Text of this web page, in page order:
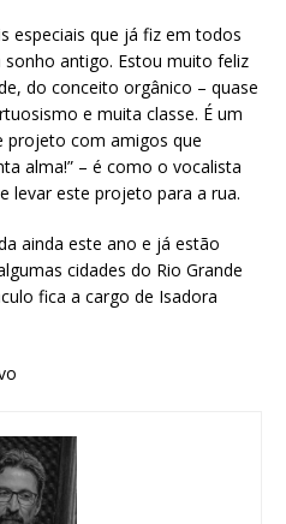
especiais que já fiz em todos
antigo. Estou muito feliz
do conceito orgânico – quase
e muita classe. É um
projeto com amigos que
alma!” – é como o vocalista
levar este projeto para a rua.
ainda este ano e já estão
cidades do Rio Grande
fica a cargo de Isadora